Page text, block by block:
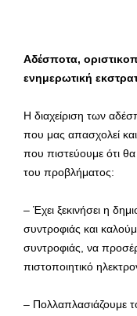
Αδέσποτα,
ενημερωτική
Η διαχείριση των
που μας απασχολεί
που πιστεύουμε ότι
του προβλήματος:
– Έχει ξεκινήσει η
συντροφιάς και
συντροφιάς, να
πιστοποιητικό
– Πολλαπλασιάζουμε